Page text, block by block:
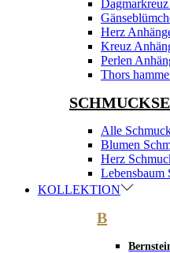
Herz
Kreuz
Perlen
Thors
Alle
Blumen
Herz
Lebensbaum
KOLLEKTION
B